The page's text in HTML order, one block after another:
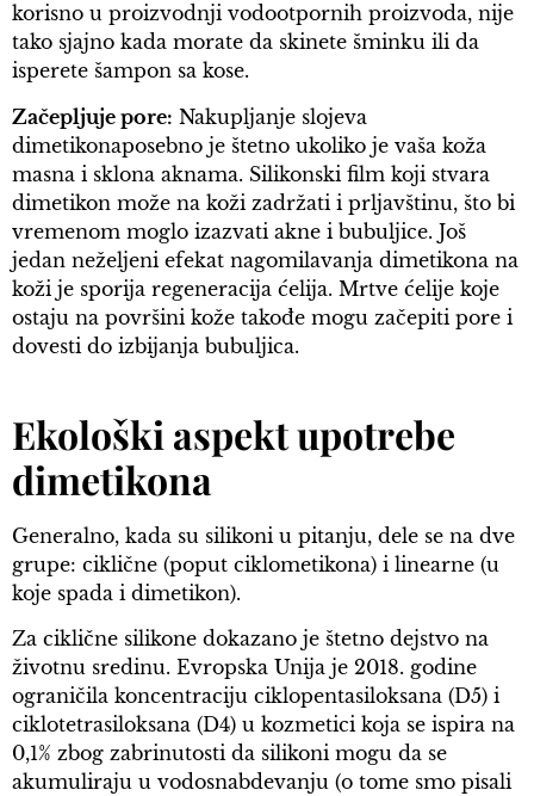
korisno u proizvodnji vodootpornih proizvoda, nije
tako sjajno kada morate da skinete šminku ili da
isperete šampon sa kose.
Začepljuje pore: Nakupljanje slojeva
dimetikonaposebno je štetno ukoliko je vaša koža
masna i sklona aknama. Silikonski film koji stvara
dimetikon može na koži zadržati i prljavštinu, što bi
vremenom moglo izazvati akne i bubuljice. Još
jedan neželjeni efekat nagomilavanja dimetikona na
koži je sporija regeneracija ćelija. Mrtve ćelije koje
ostaju na površini kože takođe mogu začepiti pore i
dovesti do izbijanja bubuljica.
Ekološki aspekt upotrebe
dimetikona
Generalno, kada su silikoni u pitanju, dele se na dve
grupe: ciklične (poput ciklometikona) i linearne (u
koje spada i dimetikon).
Za ciklične silikone dokazano je štetno dejstvo na
životnu sredinu. Evropska Unija je 2018. godine
ograničila koncentraciju ciklopentasiloksana (D5) i
ciklotetrasiloksana (D4) u kozmetici koja se ispira na
0,1% zbog zabrinutosti da silikoni mogu da se
akumuliraju u vodosnabdevanju (o tome smo pisali